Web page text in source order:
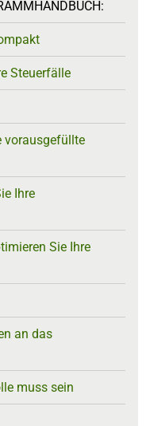
Steuerfälle
vorausgefüllte
Ihre
Sie Ihre
an das
muss sein